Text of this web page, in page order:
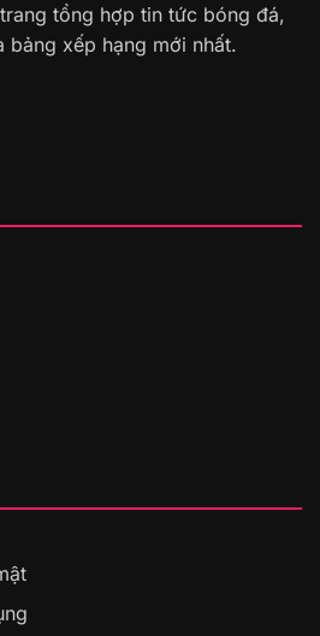
tổng hợp tin tức bóng đá,
bảng xếp hạng mới nhất.